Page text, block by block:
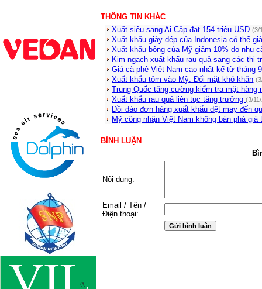
THÔNG TIN KHÁC
Xuất siêu sang Ai Cập đạt 154 triệu USD (3/
Xuất khẩu giày dép của Indonesia có thể
Xuất khẩu bông của Mỹ giảm 10% do nhu
Kim ngạch xuất khẩu rau quả sang các thị
Giá cà phê Việt Nam cao nhất kể từ tháng
Xuất khẩu tôm vào Mỹ: Đối mặt khó khăn
Trung Quốc tăng cường kiểm tra mặt hàng
Xuất khẩu rau quả liên tục tăng trưởng(3/
Dồi dào đơn hàng xuất khẩu dệt may đến
Mỹ công nhận Việt Nam không bán phá giá
BÌNH LUẬN
Nội dung:
Email / Tên /
Điện thoại: